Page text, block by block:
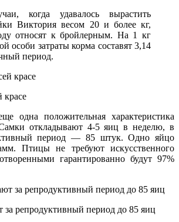
когда удавалось вырастить
Виктория весом 20 и более кг,
относят к бройлерным. На 1 кг
особи затраты корма составят 3,14
период.
красе
одна положительная характеристика
откладывают 4-5 яиц в неделю, в
период — 85 штук. Одно яйцо
Птицы не требуют искусственного
гарантированно будут 97%
репродуктивный период до 85 яиц